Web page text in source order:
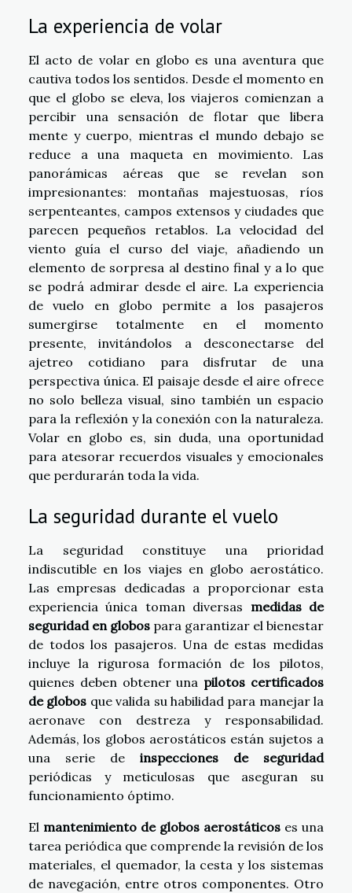
La experiencia de volar
El acto de volar en globo es una aventura que
cautiva todos los sentidos. Desde el momento en
que el globo se eleva, los viajeros comienzan a
percibir una sensación de flotar que libera
mente y cuerpo, mientras el mundo debajo se
reduce a una maqueta en movimiento. Las
panorámicas aéreas que se revelan son
impresionantes: montañas majestuosas, ríos
serpenteantes, campos extensos y ciudades que
parecen pequeños retablos. La velocidad del
viento guía el curso del viaje, añadiendo un
elemento de sorpresa al destino final y a lo que
se podrá admirar desde el aire. La experiencia
de vuelo en globo permite a los pasajeros
sumergirse totalmente en el momento
presente, invitándolos a desconectarse del
ajetreo cotidiano para disfrutar de una
perspectiva única. El paisaje desde el aire ofrece
no solo belleza visual, sino también un espacio
para la reflexión y la conexión con la naturaleza.
Volar en globo es, sin duda, una oportunidad
para atesorar recuerdos visuales y emocionales
que perdurarán toda la vida.
La seguridad durante el vuelo
La seguridad constituye una prioridad
indiscutible en los viajes en globo aerostático.
Las empresas dedicadas a proporcionar esta
experiencia única toman diversas medidas de
seguridad en globos para garantizar el bienestar
de todos los pasajeros. Una de estas medidas
incluye la rigurosa formación de los pilotos,
quienes deben obtener una pilotos certificados
de globos que valida su habilidad para manejar la
aeronave con destreza y responsabilidad.
Además, los globos aerostáticos están sujetos a
una serie de inspecciones de seguridad
periódicas y meticulosas que aseguran su
funcionamiento óptimo.
El mantenimiento de globos aerostáticos es una
tarea periódica que comprende la revisión de los
materiales, el quemador, la cesta y los sistemas
de navegación, entre otros componentes. Otro